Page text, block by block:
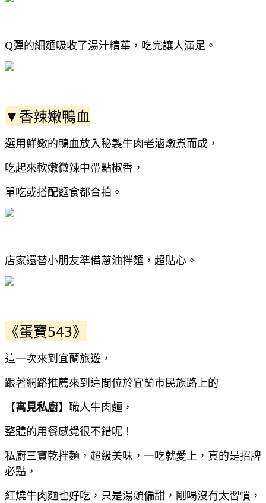
Q彈的細麵吸收了湯汁精華，吃完讓人滿足。
▼香辣嫩鴨血
選用鮮嫩的鴨血放入秘製牛肉老滷燉煮而成，
吃起來軟嫩微辣中帶點椒香，
單吃或搭配麵食都合拍。
店家還替小朋友準備蔥油拌麵，超貼心。
《蛋寶543》
這一次來到宜蘭旅遊，
跟著網路推薦來到這間位於宜蘭市民族路上的
【寓見私廚】職人牛肉麵，
整體的用餐感覺很不錯呢！
私廚三寶乾拌麵，超級美味，一吃就愛上，真的是招牌
必點，
紅燒牛肉麵也好吃，只是湯頭偏甜，剛喝沒有太習慣，